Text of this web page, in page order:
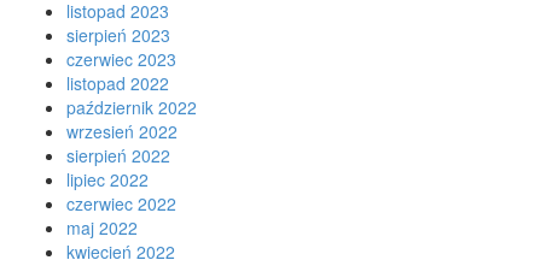
listopad 2023
sierpień 2023
czerwiec 2023
listopad 2022
październik 2022
wrzesień 2022
sierpień 2022
lipiec 2022
czerwiec 2022
maj 2022
kwiecień 2022